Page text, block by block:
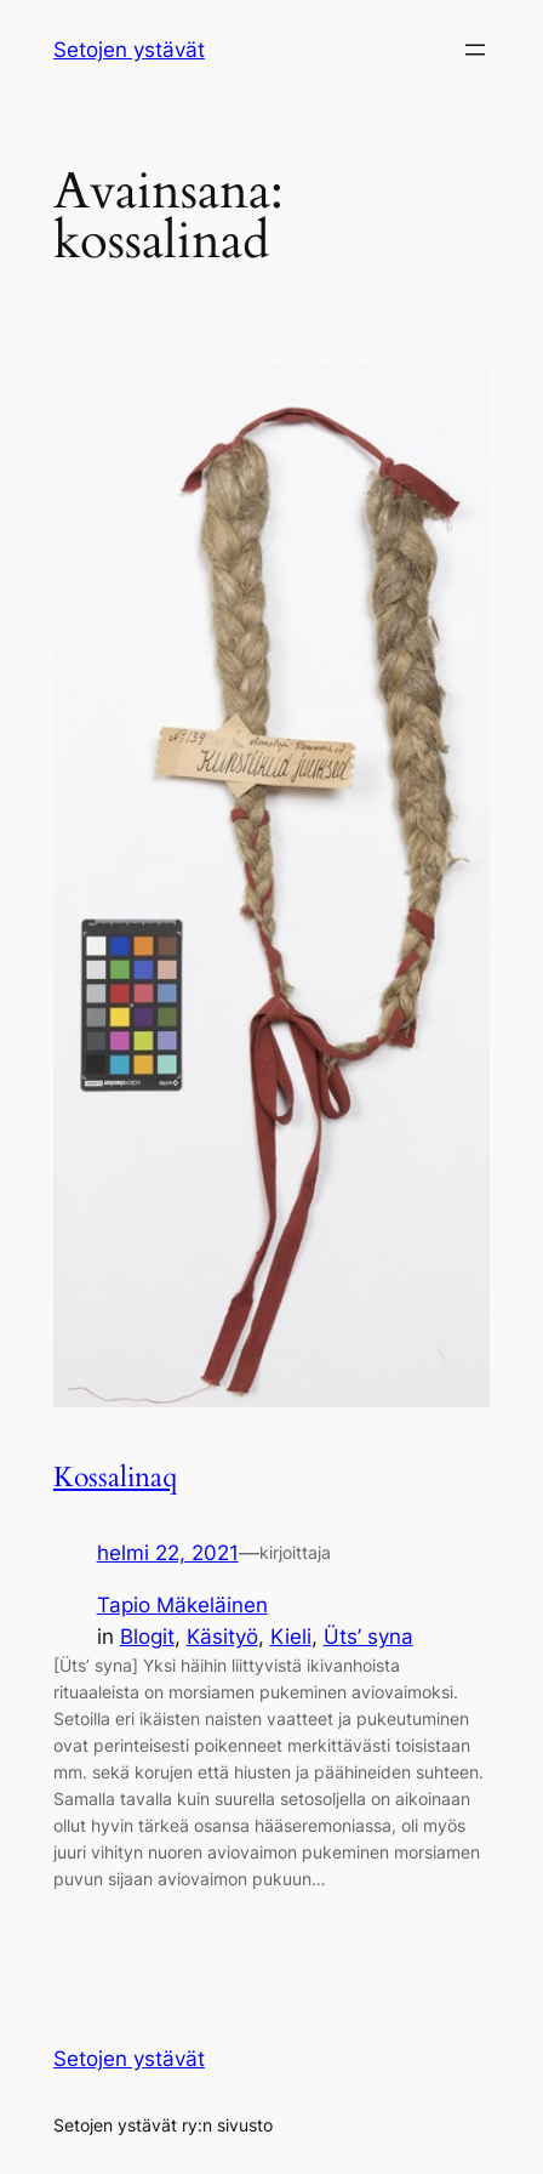
sisältöön
Setojen ystävät
Avainsana:
kossalinad
Kossalinaq
helmi 22, 2021—kirjoittaja
Tapio Mäkeläinen
in Blogit, Käsityö, Kieli, Üts’ syna
[Üts’ syna] Yksi häihin liittyvistä ikivanhoista
rituaaleista on morsiamen pukeminen aviovaimoksi.
Setoilla eri ikäisten naisten vaatteet ja pukeutuminen
ovat perinteisesti poikenneet merkittävästi toisistaan
mm. sekä korujen että hiusten ja päähineiden suhteen.
Samalla tavalla kuin suurella setosoljella on aikoinaan
ollut hyvin tärkeä osansa hääseremoniassa, oli myös
juuri vihityn nuoren aviovaimon pukeminen morsiamen
puvun sijaan aviovaimon pukuun…
Setojen ystävät
Setojen ystävät ry:n sivusto